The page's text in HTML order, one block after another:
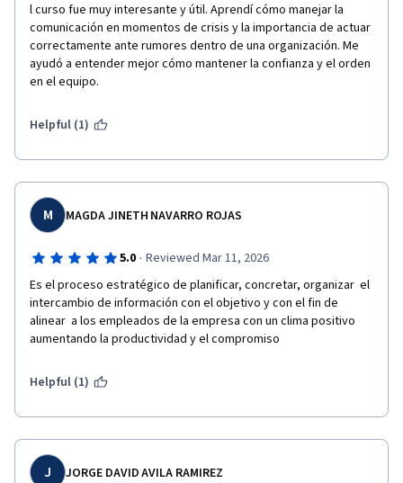
l curso fue muy interesante y útil. Aprendí cómo manejar la
comunicación en momentos de crisis y la importancia de actuar
correctamente ante rumores dentro de una organización. Me
ayudó a entender mejor cómo mantener la confianza y el orden
en el equipo.
Helpful (1)
M MAGDA JINETH NAVARRO ROJAS
5.0 · Reviewed Mar 11, 2026
Es el proceso estratégico de planificar, concretar, organizar  el
intercambio de información con el objetivo y con el fin de
alinear  a los empleados de la empresa con un clima positivo
aumentando la productividad y el compromiso
Helpful (1)
J JORGE DAVID AVILA RAMIREZ